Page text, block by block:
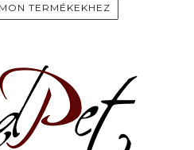
TERMÉKEKHEZ